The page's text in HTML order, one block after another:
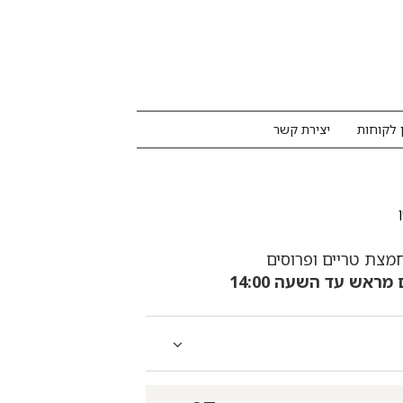
לקוחות יצירת קשר
עד השעה 14:00